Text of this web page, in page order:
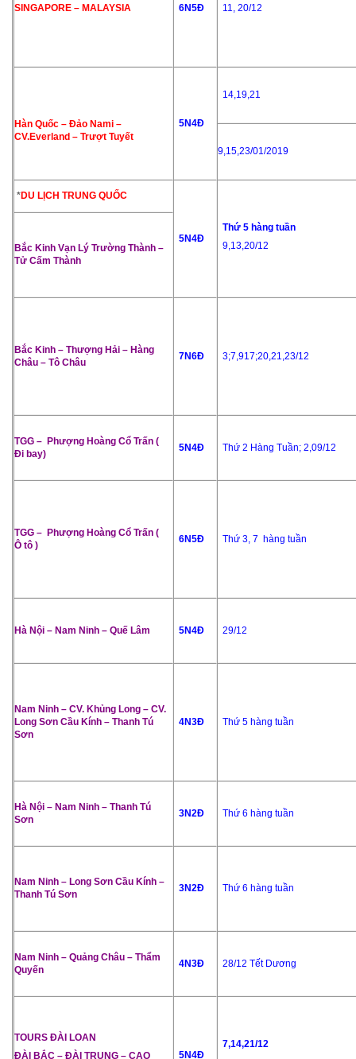
SINGAPORE – MALAYSIA 6N5Đ 11, 20/12
Hàn Quốc – Đảo Nami –
CV.Everland – Trượt Tuyết
5N4Đ
14,19,21
9,15,23/01/2019
*DU LỊCH TRUNG QUỐC
5N4Đ
Thứ 5 hàng tuần
9,13,20/12
Bắc Kinh Vạn Lý Trường Thành –
Tử Cấm Thành
Bắc Kinh – Thượng Hải – Hàng
Châu – Tô Châu
7N6Đ 3;7,917;20,21,23/12
TGG – Phượng Hoàng Cổ Trấn (
Đi bay)
5N4Đ Thứ 2 Hàng Tuần; 2,09/12
TGG – Phượng Hoàng Cổ Trấn (
Ô tô )
6N5Đ Thứ 3, 7 hàng tuần
Hà Nội – Nam Ninh – Quế Lâm 5N4Đ 29/12
Nam Ninh – CV. Khủng Long – CV.
Long Sơn Cầu Kính – Thanh Tú
Sơn
4N3Đ Thứ 5 hàng tuần
Hà Nội – Nam Ninh – Thanh Tú
Sơn
3N2Đ Thứ 6 hàng tuần
Nam Ninh – Long Sơn Cầu Kính –
Thanh Tú Sơn
3N2Đ Thứ 6 hàng tuần
Nam Ninh – Quảng Châu – Thẩm
Quyến
4N3Đ 28/12 Tết Dương
TOURS ĐÀI LOAN
ĐÀI BẮC – ĐÀI TRUNG – CAO
5N4Đ
7,14,21/12